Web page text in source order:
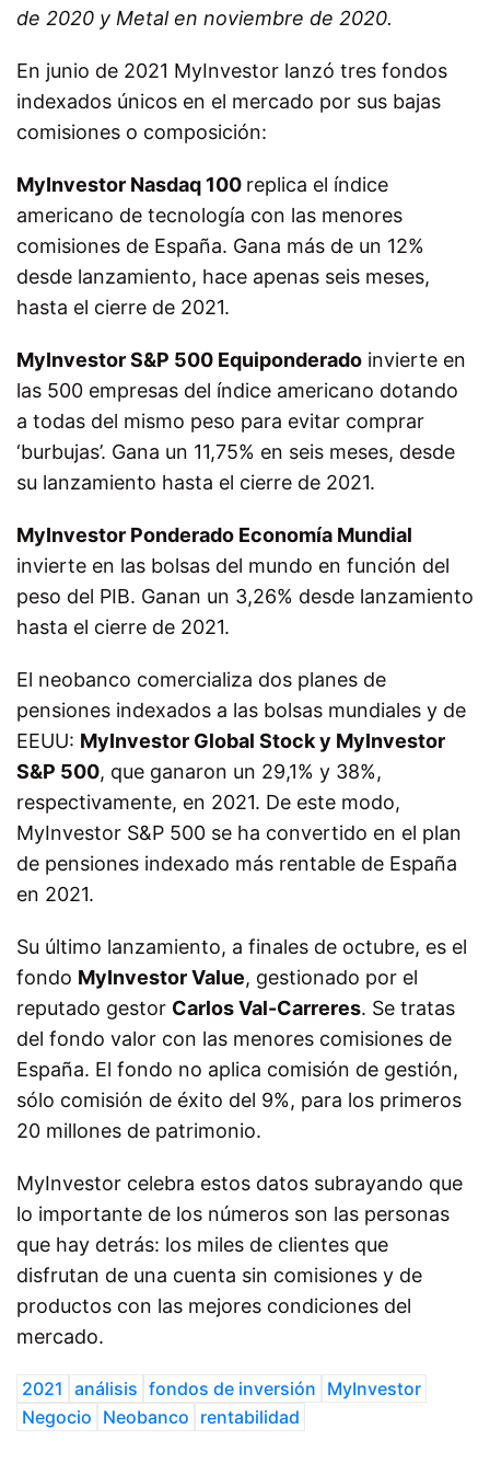
de 2020 y Metal en noviembre de 2020.
En junio de 2021 MyInvestor lanzó tres fondos
indexados únicos en el mercado por sus bajas
comisiones o composición:
MyInvestor Nasdaq 100 replica el índice
americano de tecnología con las menores
comisiones de España. Gana más de un 12%
desde lanzamiento, hace apenas seis meses,
hasta el cierre de 2021.
MyInvestor S&P 500 Equiponderado invierte en
las 500 empresas del índice americano dotando
a todas del mismo peso para evitar comprar
‘burbujas’. Gana un 11,75% en seis meses, desde
su lanzamiento hasta el cierre de 2021.
MyInvestor Ponderado Economía Mundial
invierte en las bolsas del mundo en función del
peso del PIB. Ganan un 3,26% desde lanzamiento
hasta el cierre de 2021.
El neobanco comercializa dos planes de
pensiones indexados a las bolsas mundiales y de
EEUU: MyInvestor Global Stock y MyInvestor
S&P 500, que ganaron un 29,1% y 38%,
respectivamente, en 2021. De este modo,
MyInvestor S&P 500 se ha convertido en el plan
de pensiones indexado más rentable de España
en 2021.
Su último lanzamiento, a finales de octubre, es el
fondo MyInvestor Value, gestionado por el
reputado gestor Carlos Val-Carreres. Se tratas
del fondo valor con las menores comisiones de
España. El fondo no aplica comisión de gestión,
sólo comisión de éxito del 9%, para los primeros
20 millones de patrimonio.
MyInvestor celebra estos datos subrayando que
lo importante de los números son las personas
que hay detrás: los miles de clientes que
disfrutan de una cuenta sin comisiones y de
productos con las mejores condiciones del
mercado.
2021 análisis fondos de inversión MyInvestor
Negocio Neobanco rentabilidad